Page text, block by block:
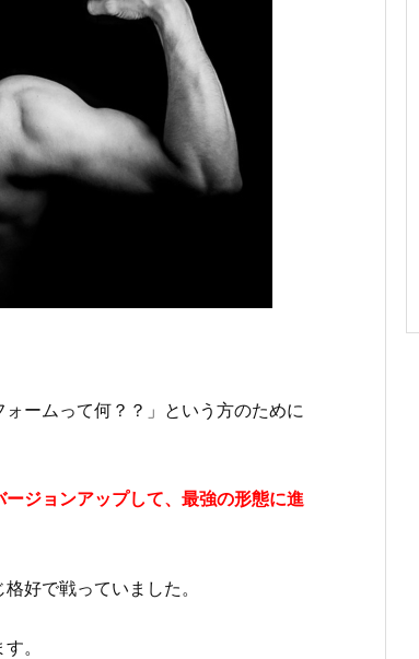
ームって何？？」という方のために
ジョンアップして、最強の形態に進
好で戦っていました。
。